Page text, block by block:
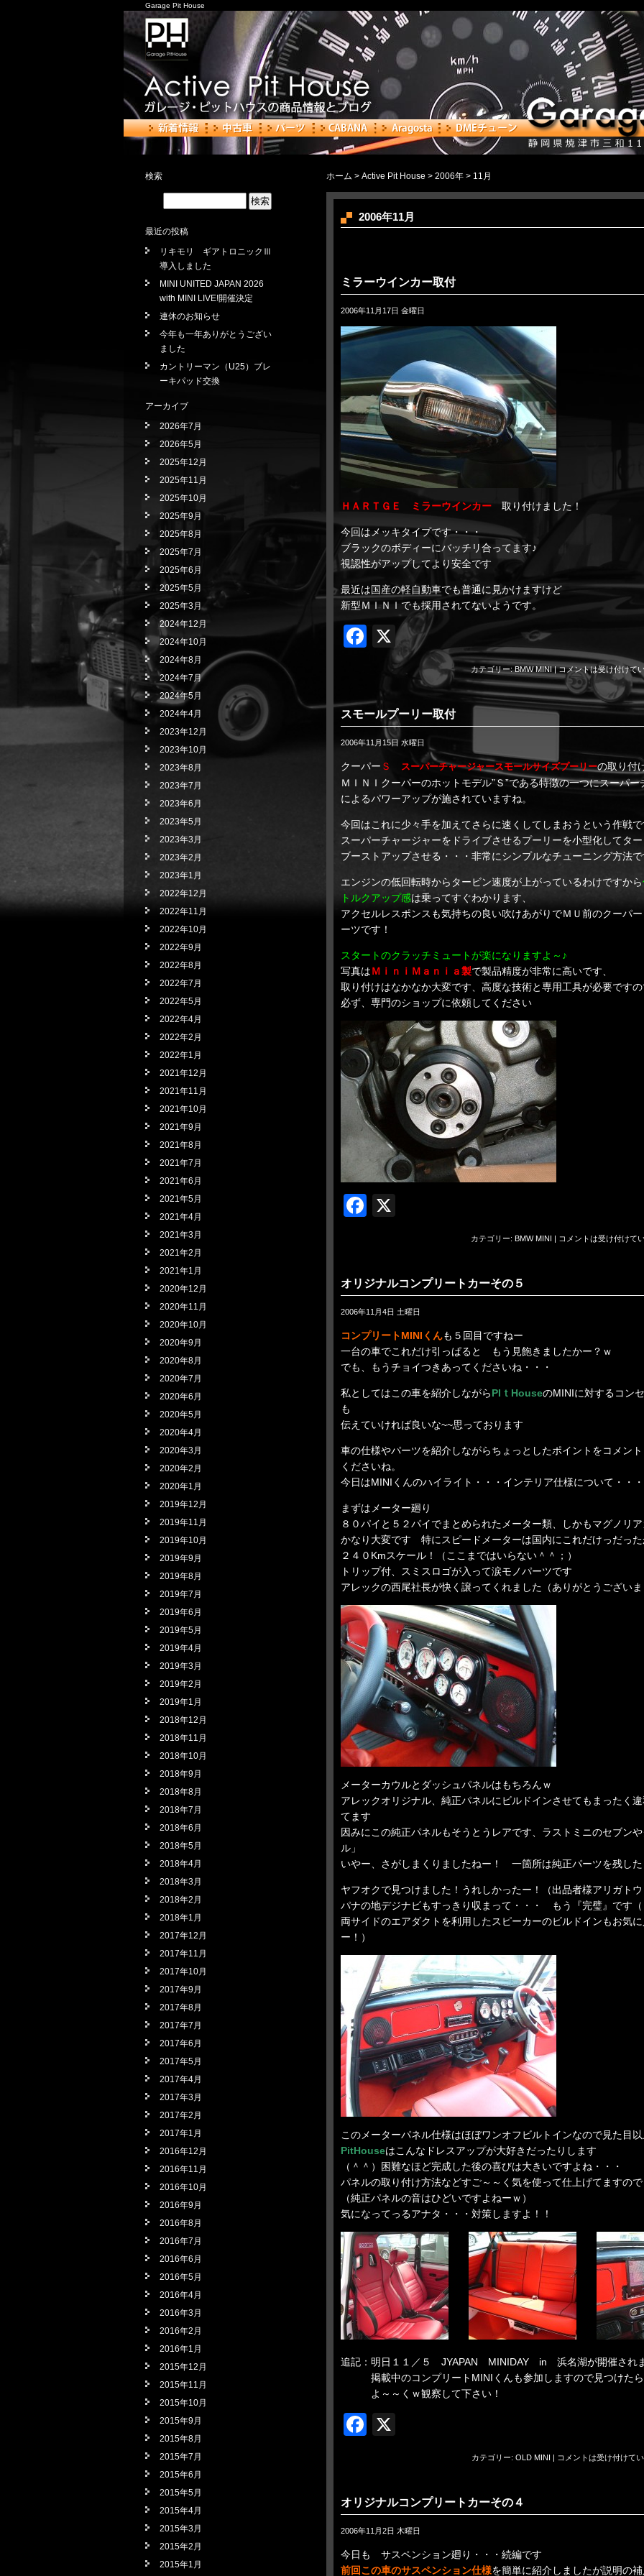
Garage Pit House
ホーム > Active Pit House > 2006年 > 11月
2006年11月
ミラーウインカー取付
2006年11月17日 金曜日
ＨＡＲＴＧＥ ミラーウインカー 取り付けました！
今回はメッキタイプです・・・
ブラックのボディーにバッチリ合ってます♪
視認性がアップしてより安全です
最近は国産の軽自動車でも普通に見かけますけど
新型ＭＩＮＩでも採用されてないようです。
Facebook
X
カテゴリー:BMW MINI|コメントは受け付けてい
スモールプーリー取付
2006年11月15日 水曜日
クーパー Ｓ スーパーチャージャースモールサイズプーリーの取り付
ＭＩＮＩクーパーのホットモデル”Ｓ”である特徴の一つにスーパー
によるパワーアップが施されていますね。
今回はこれに少々手を加えてさらに速くしてしまおうという作戦で
スーパーチャージャーをドライブさせるプーリーを小型化してタ
ブーストアップさせる・・・非常にシンプルなチューニング方法で
エンジンの低回転時からタービン速度が上がっているわけですから
トルクアップ感は乗ってすぐわかります、
アクセルレスポンスも気持ちの良い吹けあがりでＭＵ前のクーパ
ーツです！
スタートのクラッチミュートが楽になりますよ～♪
写真はＭｉｎｉＭａｎｉａ製で製品精度が非常に高いです、
取り付けはなかなか大変です、高度な技術と専用工具が必要です
必ず、専門のショップに依頼してください
Facebook
カテゴリー: BMW MINI | コメントは受け付けて
オリジナルコンプリートカーその５
2006年11月4日 土曜日
コンプリートMINIくんも５回目ですねー
一台の車でこれだけ引っぱると もう見飽きましたかー？ｗ
でも、もうチョイつきあってくださいね・・・
私としてはこの車を紹介しながらPIｔHouseのMINIに対するコン
も
伝えていければ良いな~~思っております
車の仕様やパーツを紹介しながらちょっとしたポイントをコメン
くださいね。
今日はMINIくんのハイライト・・・インテリア仕様について・・・
まずはメーター廻り
８０パイと５２パイでまとめられたメーター類、しかもマグノリ
かなり大変です 特にスピードメーターは国内にこれだけっだった
２４０Kmスケール！（ここまではいらない＾＾；）
トリップ付、スミスロゴが入って涙モノパーツです
アレックの西尾社長が快く譲ってくれました（ありがとうございま
メーターカウルとダッシュパネルはもちろんｗ
アレックオリジナル、純正パネルにビルドインさせてもまったく
てます
因みにこの純正パネルもそうとうレアです、ラストミニのセブン
ル」
いやー、さがしまくりましたねー！ 一箇所は純正パーツを残した
ヤフオクで見つけました！うれしかったー！（出品者様アリガトウ
パナの地デジナビもすっきり収まって・・・ もう『完璧』です（
両サイドのエアダクトを利用したスピーカーのビルドインもお気
ー！）
このメーターパネル仕様はほぼワンオフビルトインなので見た目
PitHouseはこんなドレスアップが大好きだったりします
（＾＾）困難なほど完成した後の喜びは大きいですよね・・・
パネルの取り付け方法などすご～～く気を使って仕上げてますの
（純正パネルの音はひどいですよねーｗ）
気になってっるアナタ・・・対策しますよ！！
追記：明日１１／５ JYAPAN MINIDAY in 浜名湖が開催され
掲載中のコンプリートMINIくんも参加しますので見つけたら
よ～～くｗ観察して下さい！
Facebook
カテゴリー: OLD MINI | コメントは受け付けてい
オリジナルコンプリートカーその４
2006年11月2日 木曜日
今日も サスペンション廻り・・・続編です
前回この車のサスペンション仕様を簡単に紹介しましたが説明の
検索
最近の投稿
リキモリ ギアトロニックⅢ
導入しました
MINI UNITED JAPAN 2026
with MINI LIVE!開催決定
連休のお知らせ
今年も一年ありがとうござい
ました
カントリーマン（U25）ブレ
ーキパッド交換
アーカイブ
2026年7月
2026年5月
2025年12月
2025年11月
2025年10月
2025年9月
2025年8月
2025年7月
2025年6月
2025年5月
2025年3月
2024年12月
2024年10月
2024年8月
2024年7月
2024年5月
2024年4月
2023年12月
2023年10月
2023年8月
2023年7月
2023年6月
2023年5月
2023年3月
2023年2月
2023年1月
2022年12月
2022年11月
2022年10月
2022年9月
2022年8月
2022年7月
2022年5月
2022年4月
2022年2月
2022年1月
2021年12月
2021年11月
2021年10月
2021年9月
2021年8月
2021年7月
2021年6月
2021年5月
2021年4月
2021年3月
2021年2月
2021年1月
2020年12月
2020年11月
2020年10月
2020年9月
2020年8月
2020年7月
2020年6月
2020年5月
2020年4月
2020年3月
2020年2月
2020年1月
2019年12月
2019年11月
2019年10月
2019年9月
2019年8月
2019年7月
2019年6月
2019年5月
2019年4月
2019年3月
2019年2月
2019年1月
2018年12月
2018年11月
2018年10月
2018年9月
2018年8月
2018年7月
2018年6月
2018年5月
2018年4月
2018年3月
2018年2月
2018年1月
2017年12月
2017年11月
2017年10月
2017年9月
2017年8月
2017年7月
2017年6月
2017年5月
2017年4月
2017年3月
2017年2月
2017年1月
2016年12月
2016年11月
2016年10月
2016年9月
2016年8月
2016年7月
2016年6月
2016年5月
2016年4月
2016年3月
2016年2月
2016年1月
2015年12月
2015年11月
2015年10月
2015年9月
2015年8月
2015年7月
2015年6月
2015年5月
2015年4月
2015年3月
2015年2月
2015年1月